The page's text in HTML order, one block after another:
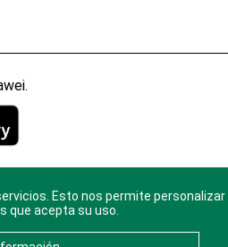
. Ponte
Esto nos permite
que acepta su uso.